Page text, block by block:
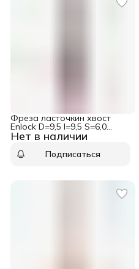
Нет в наличии
Фреза ласточкин хвост
Enlock D=9,5 I=9,5 S=6,0
L=60,3 CMT 718.098.11B
Подписаться